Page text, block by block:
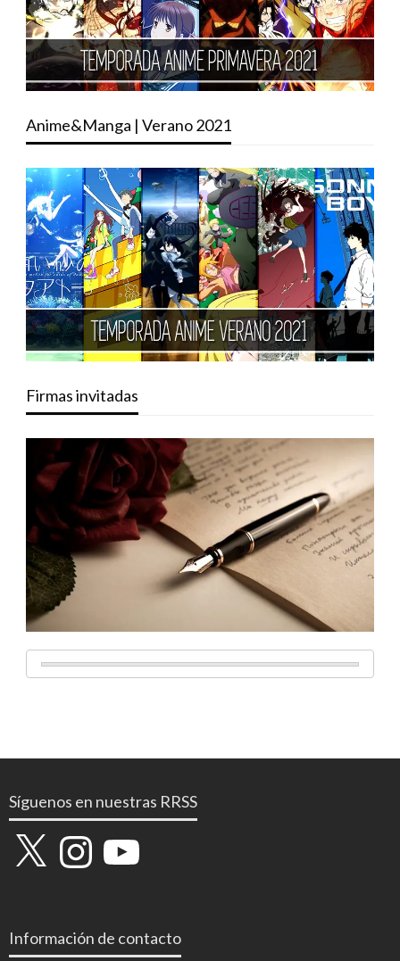
Anime&Manga | Verano 2021
Firmas invitadas
Síguenos en nuestras RRSS
X InstagramYouTube
Información de contacto